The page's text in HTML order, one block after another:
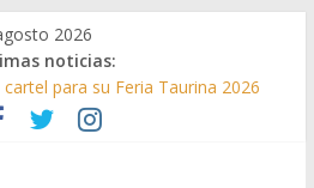
2026
noticias:
para su Feria Taurina 2026
Noche del Indie’ de las fiestas